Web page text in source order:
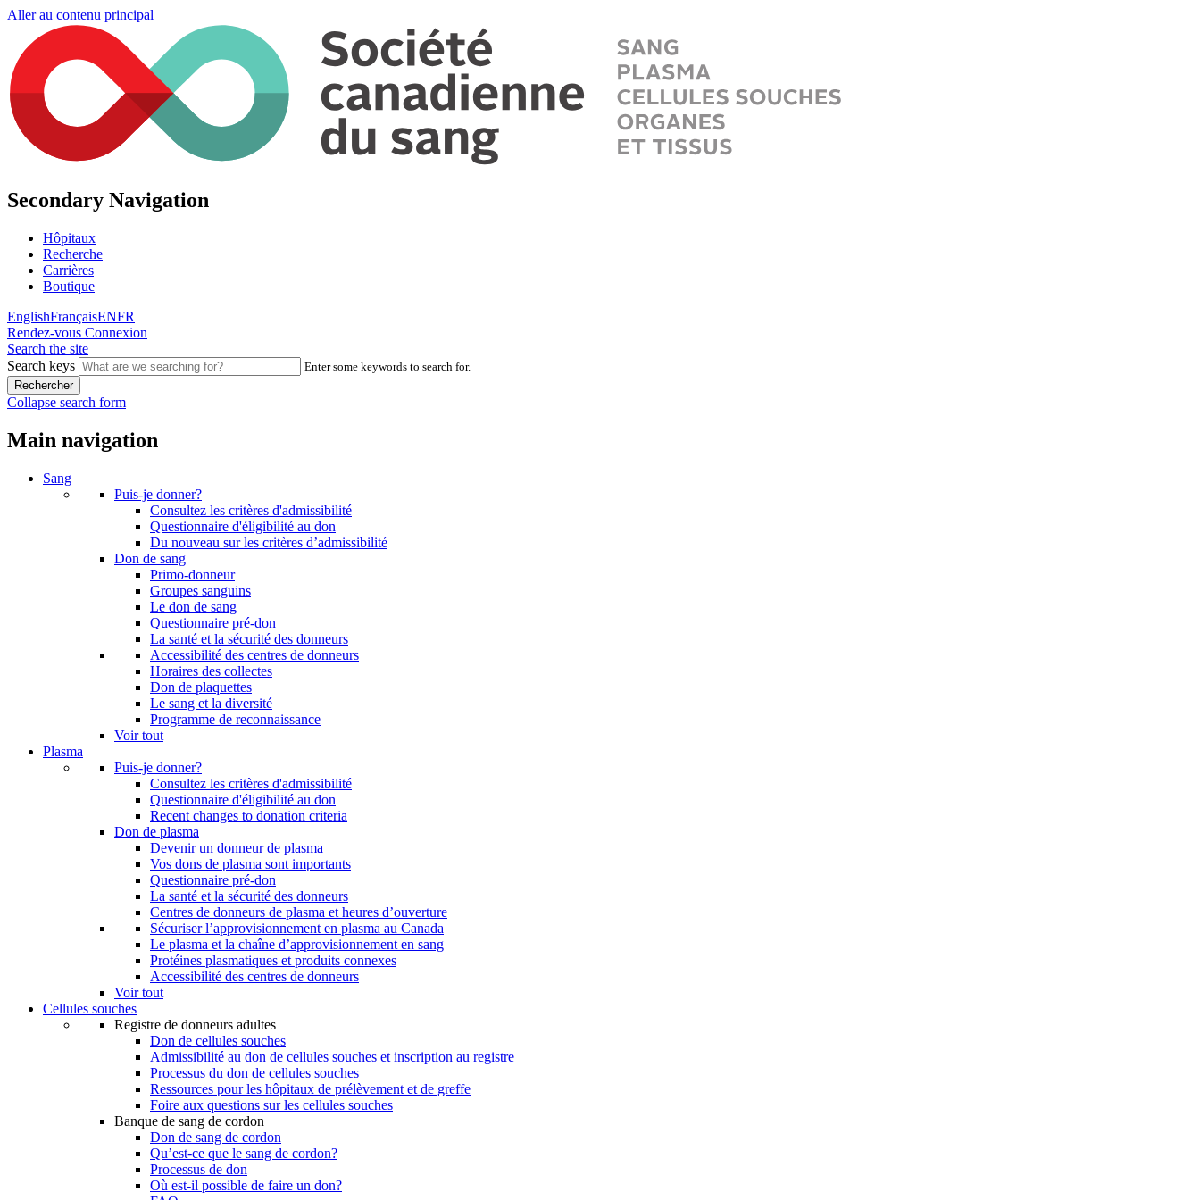
Aller au contenu principal
Secondary Navigation
Hôpitaux
Recherche
Carrières
Boutique
EnglishFrançaisENFR
Rendez-vous Connexion
Search the site
Search keys
Enter some keywords to search for.
Collapse search form
Main navigation
Sang
Puis-je donner?
Consultez les critères d'admissibilité
Questionnaire d'éligibilité au don
Du nouveau sur les critères d’admissibilité
Don de sang
Primo-donneur
Groupes sanguins
Le don de sang
Questionnaire pré-don
La santé et la sécurité des donneurs
Accessibilité des centres de donneurs
Horaires des collectes
Don de plaquettes
Le sang et la diversité
Programme de reconnaissance
Voir tout
Plasma
Puis-je donner?
Consultez les critères d'admissibilité
Questionnaire d'éligibilité au don
Recent changes to donation criteria
Don de plasma
Devenir un donneur de plasma
Vos dons de plasma sont importants
Questionnaire pré-don
La santé et la sécurité des donneurs
Centres de donneurs de plasma et heures d’ouverture
Sécuriser l’approvisionnement en plasma au Canada
Le plasma et la chaîne d’approvisionnement en sang
Protéines plasmatiques et produits connexes
Accessibilité des centres de donneurs
Voir tout
Cellules souches
Registre de donneurs adultes
Don de cellules souches
Admissibilité au don de cellules souches et inscription au registre
Processus du don de cellules souches
Ressources pour les hôpitaux de prélèvement et de greffe
Foire aux questions sur les cellules souches
Banque de sang de cordon
Don de sang de cordon
Qu’est-ce que le sang de cordon?
Processus de don
Où est-il possible de faire un don?